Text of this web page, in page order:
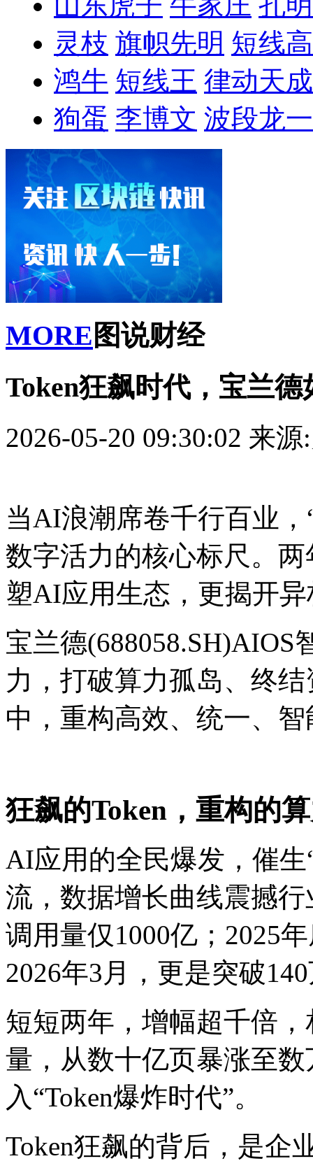
灵枝 旗帜先明 短线
鸿牛 短线王 律动天成
狗蛋 李博文 波段龙一
MORE 图说财经
Token狂飙时代，宝兰
2026-05-20 09:30:02 来源
当AI浪潮席卷千行百业，
数字活力的核心标尺。
塑AI应用生态，更揭开
宝兰德
力，打破算力孤岛、终
中，重构高效、统一、
狂飙的Token，重构的
AI应用的全民爆发，催生
流，数据增长曲线震撼行
调用量仅1000亿；2025
2026年3月，更是突破
短短两年，增幅超千倍
量，从数十亿页暴涨至
入“Token爆炸时代”。
Token狂飙的背后，是企